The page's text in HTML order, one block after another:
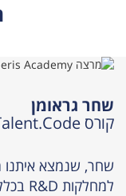
שחר גראומן
קורס Talent.Code
למחלקות R&D בכלל ול-FullStack בפרט.